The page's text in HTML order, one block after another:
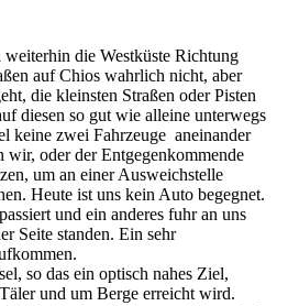
die Westküste Richtung
auf Chios wahrlich nicht, aber
die kleinsten Straßen oder Pisten
diesen so gut wie alleine unterwegs
keine zwei Fahrzeuge aneinander
wir, oder der Entgegenkommende
um an einer Ausweichstelle
Heute ist uns kein Auto begegnet.
und ein anderes fuhr an uns
Seite standen. Ein sehr
so das ein optisch nahes Ziel,
und um Berge erreicht wird.